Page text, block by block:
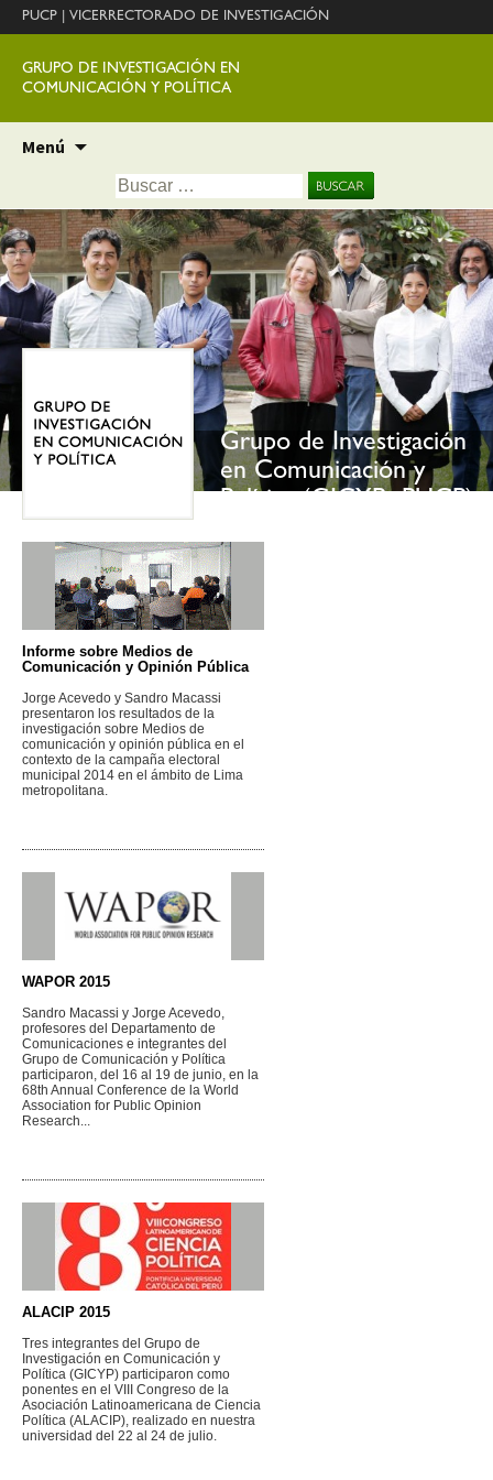
PUCP VICERRECTORADO DE INVESTIGACIÓN
GRUPO DE INVESTIGACIÓN EN
COMUNICACIÓN Y POLÍTICA
Menú
contenido
Buscar:
Grupo de Investigación
en Comunicación y
Informe sobre Medios de
Comunicación y Opinión Pública
Jorge Acevedo y Sandro Macassi
presentaron los resultados de la
investigación sobre Medios de
comunicación y opinión pública en el
contexto de la campaña electoral
municipal 2014 en el ámbito de Lima
metropolitana.
WAPOR 2015
Sandro Macassi y Jorge Acevedo,
profesores del Departamento de
Comunicaciones e integrantes del
Grupo de Comunicación y Política
participaron, del 16 al 19 de junio, en la
68th Annual Conference de la World
Association for Public Opinion
Research...
ALACIP 2015
Tres integrantes del Grupo de
Investigación en Comunicación y
Política (GICYP) participaron como
ponentes en el VIII Congreso de la
Asociación Latinoamericana de Ciencia
Política (ALACIP), realizado en nuestra
universidad del 22 al 24 de julio.